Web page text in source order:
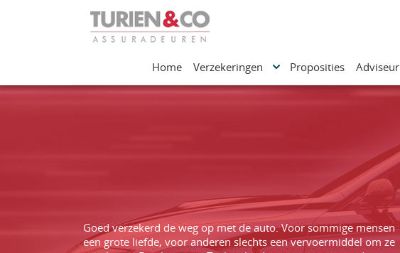
Home Verzekeringen Proposities Adviseur
Goed verzekerd de weg op met de auto. Voor sommige mensen
een grote liefde, voor anderen slechts een vervoermiddel om ze